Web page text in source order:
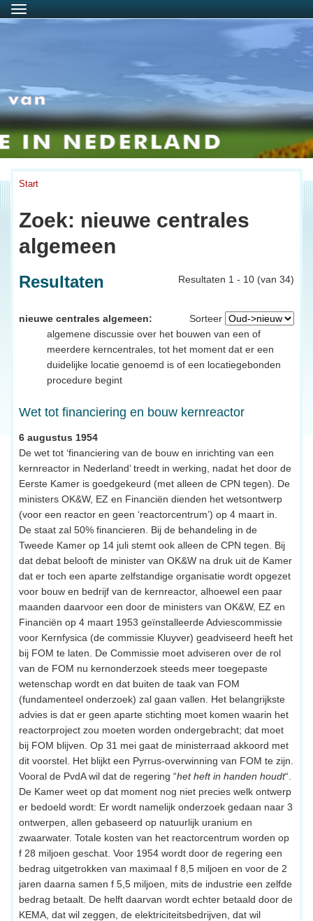
Menu
Start
Zoek: nieuwe centrales
algemeen
Resultaten 1 - 10 (van 34)
Resultaten
Sorteer
nieuwe centrales algemeen:
algemene discussie over het bouwen van een of
meerdere kerncentrales, tot het moment dat er een
duidelijke locatie genoemd is of een locatiegebonden
procedure begint
Wet tot financiering en bouw kernreactor
6 augustus 1954
De wet tot ‘financiering van de bouw en inrichting van een
kernreactor in Nederland’ treedt in werking, nadat het door de
Eerste Kamer is goedgekeurd (met alleen de CPN tegen). De
ministers OK&W, EZ en Financiën dienden het wetsontwerp
(voor een reactor en geen ‘reactorcentrum’) op 4 maart in.
De staat zal 50% financieren. Bij de behandeling in de
Tweede Kamer op 14 juli stemt ook alleen de CPN tegen. Bij
dat debat belooft de minister van OK&W na druk uit de Kamer
dat er toch een aparte zelfstandige organisatie wordt opgezet
voor bouw en bedrijf van de kernreactor, alhoewel een paar
maanden daarvoor een door de ministers van OK&W, EZ en
Financiën op 4 maart 1953 geïnstalleerde Adviescommissie
voor Kernfysica (de commissie Kluyver) geadviseerd heeft het
bij FOM te laten. De Commissie moet adviseren over de rol
van de FOM nu kernonderzoek steeds meer toegepaste
wetenschap wordt en dat buiten de taak van FOM
(fundamenteel onderzoek) zal gaan vallen. Het belangrijkste
advies is dat er geen aparte stichting moet komen waarin het
reactorproject zou moeten worden ondergebracht; dat moet
bij FOM blijven. Op 31 mei gaat de ministerraad akkoord met
dit voorstel. Het blijkt een Pyrrus-overwinning van FOM te zijn.
Vooral de PvdA wil dat de regering “het heft in handen houdt“.
De Kamer weet op dat moment nog niet precies welk ontwerp
er bedoeld wordt: Er wordt namelijk onderzoek gedaan naar 3
ontwerpen, allen gebaseerd op natuurlijk uranium en
zwaarwater. Totale kosten van het reactorcentrum worden op
f 28 miljoen geschat. Voor 1954 wordt door de regering een
bedrag uitgetrokken van maximaal f 8,5 miljoen en voor de 2
jaren daarna samen f 5,5 miljoen, mits de industrie een zelfde
bedrag betaalt. De helft daarvan wordt echter betaald door de
KEMA, dat wil zeggen, de elektriciteitsbedrijven, dat wil